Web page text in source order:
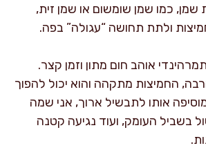
שמן, כמו שמן שומשום או שמן זית,
ולתת תחושה “עגולה” בפה.
אוהב חום מתון וזמן קצר.
החמיצות מתקהה והוא יכול להפוך
אותו לתבשיל ארוך, אני שמה
בשביל העומק, ועוד נגיעה קטנה